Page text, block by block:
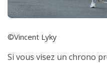
©Vincent Lyky
Si vous visez un chrono